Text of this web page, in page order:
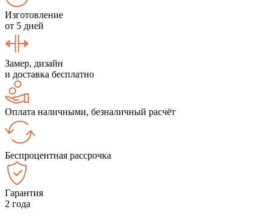
Изготовление
от 5 дней
Замер, дизайн
и доставка бесплатно
Оплата наличными, безналичный расчёт
Беспроцентная рассрочка
Гарантия
2 года